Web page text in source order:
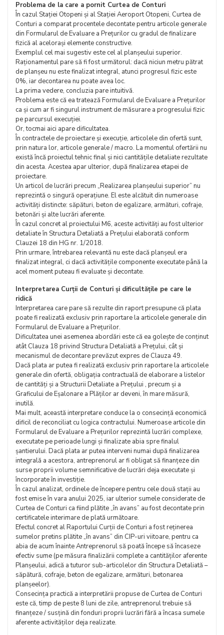
Problema de la care a pornit Curtea de Conturi
În cazul Stației Otopeni și al Stației Aeroport Otopeni, Curtea de
Conturi a comparat procentele decontate pentru articole generale
din Formularul de Evaluare a Prețurilor cu gradul de finalizare
fizică al acelorași elemente constructive.
Exemplul cel mai sugestiv este cel al planșeului superior.
Raționamentul pare să fi fost următorul: dacă niciun metru pătrat
de planșeu nu este finalizat integral, atunci progresul fizic este
0%, iar decontarea nu poate avea loc.
La prima vedere, concluzia pare intuitivă.
Problema este că ea tratează Formularul de Evaluare a Prețurilor
ca și cum ar fi singurul instrument de măsurare a progresului fizic
pe parcursul execuției.
Or, tocmai aici apare dificultatea.
În contractele de proiectare și execuție, articolele din ofertă sunt,
prin natura lor, articole generale / macro. La momentul ofertării nu
există încă proiectul tehnic final și nici cantitățile detaliate rezultate
din acesta. Acestea apar ulterior, după finalizarea etapei de
proiectare.
Un articol de lucrări precum „Realizarea planșeului superior” nu
reprezintă o singură operațiune. El este alcătuit din numeroase
activități distincte: săpături, beton de egalizare, armături, cofraje,
betonări și alte lucrări aferente.
În cazul concret al proiectului M6, aceste activități au fost ulterior
detaliate în Structura Detaliată a Prețului elaborată conform
Clauzei 18 din HG nr. 1/2018.
Prin urmare, întrebarea relevantă nu este dacă planșeul era
finalizat integral, ci dacă activitățile componente executate până la
acel moment puteau fi evaluate și decontate.
Interpretarea Curții de Conturi și dificultățile pe care le
ridică
Interpretarea care pare să rezulte din raport presupune că plata
poate fi realizată exclusiv prin raportare la articolele generale din
Formularul de Evaluare a Prețurilor.
Dificultatea unei asemenea abordări este că ea golește de conținut
atât Clauza 18 privind Structura Detaliată a Prețului, cât și
mecanismul de decontare prevăzut expres de Clauza 49.
Dacă plata ar putea fi realizată exclusiv prin raportare la articolele
generale din ofertă, obligația contractuală de elaborare a listelor
de cantități și a Structurii Detaliate a Prețului , precum și a
Graficului de Eșalonare a Plăților ar deveni, în mare măsură,
inutilă.
Mai mult, această interpretare conduce la o consecință economică
dificil de reconciliat cu logica contractului. Numeroase articole din
Formularul de Evaluare a Prețurilor reprezintă lucrări complexe,
executate pe perioade lungi și finalizate abia spre finalul
șantierului. Dacă plata ar putea interveni numai după finalizarea
integrală a acestora, antreprenorul ar fi obligat să finanțeze din
surse proprii volume semnificative de lucrări deja executate și
încorporate în investiție.
În cazul analizat, ordinele de începere pentru cele două stații au
fost emise în vara anului 2025, iar ulterior sumele considerate de
Curtea de Conturi ca fiind plătite „în avans” au fost decontate prin
certificatele interimare de plată următoare.
Efectul concret al Raportului Curții de Conturi a fost reținerea
sumelor pretins plătite „în avans” din CIP-uri viitoare, pentru ca
abia de acum înainte Antreprenorul să poată începe să încaseze
efectiv sume (pe măsura finalizării complete a cantităților aferente
Planșeului, adică a tuturor sub-articolelor din Structura Detaliată –
săpătură, cofraje, beton de egalizare, armături, betonarea
planșeelor).
Consecința practică a interpretării propuse de Curtea de Conturi
este că, timp de peste 8 luni de zile, antreprenorul trebuie să
finanțeze / susțină din fonduri proprii lucrări fără a încasa sumele
aferente activităților deja realizate.